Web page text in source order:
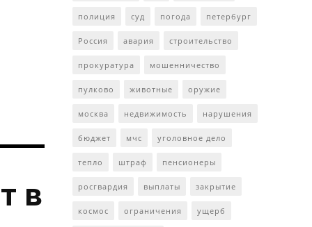
в
полиция суд погода петербург
Россия авария строительство
прокуратура мошенничество
пулково животные оружие
москва недвижимость нарушения
бюджет мчс уголовное дело
тепло штраф пенсионеры
росгвардия выплаты закрытие
космос ограничения ущерб